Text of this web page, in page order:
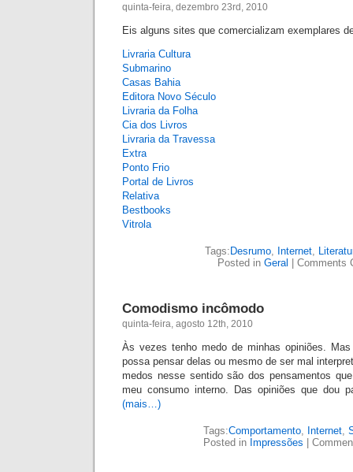
quinta-feira, dezembro 23rd, 2010
Eis alguns sites que comercializam exemplares
Livraria Cultura
Submarino
Casas Bahia
Editora Novo Século
Livraria da Folha
Cia dos Livros
Livraria da Travessa
Extra
Ponto Frio
Portal de Livros
Relativa
Bestbooks
Vitrola
Tags: Desrumo, Internet,
Posted in Geral Comments
Comodismo incômodo
quinta-feira, agosto 12th, 2010
Às vezes tenho medo de minhas opiniões.
possa pensar delas ou mesmo de ser mal
medos nesse sentido são dos pensamentos
meu consumo interno. Das opiniões que dou
(mais…)
Tags:Comportamento, Internet,
Posted in Impressões